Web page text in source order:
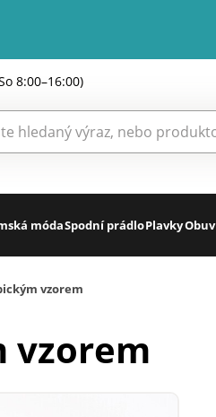
8:00–16:00)
módaSpodní prádloPlavkyObuv
vzorem
vzorem